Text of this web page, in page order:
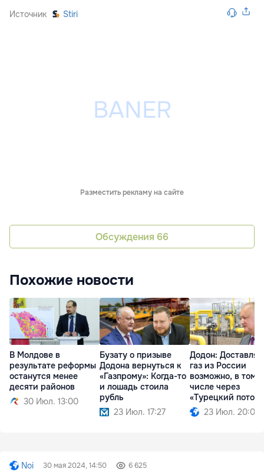
Источник Stiri
Разместить рекламу на сайте
Обсуждения 66
Похожие новости
В Молдове в
результате реформы
останутся менее
десяти районов
30 Июл. 13:00
Бузату о призыве
Додона вернуться к
«Газпрому»: Когда-то
и лошадь стоила
рубль
23 Июл. 17:27
Додон:
газ из России
возможно, в том
числе через
«Турецкий поток»
23 Июл. 20:09
Noi 30 мая 2024, 14:50 6 625